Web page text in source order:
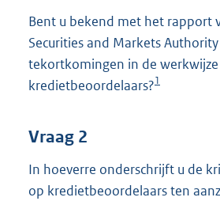
9
K
b
Bent u bekend met het rapport
Securities and Markets Authority
tekortkomingen in de werkwijze
kredietbeoordelaars?1
Vraag 2
In hoeverre onderschrijft u de
op kredietbeoordelaars ten